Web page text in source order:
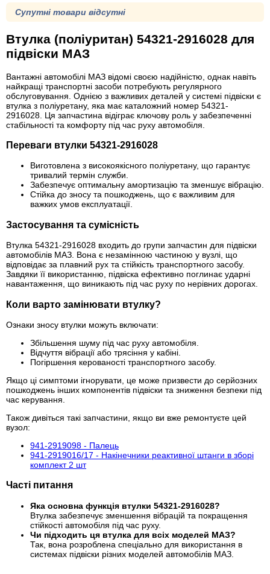
Супутні товари відсутні
Втулка (поліуритан) 54321-2916028 для
підвіски МАЗ
Вантажні автомобілі МАЗ відомі своєю надійністю, однак навіть
найкращі транспортні засоби потребують регулярного
обслуговування. Однією з важливих деталей у системі підвіски є
втулка з поліуретану, яка має каталожний номер 54321-
2916028. Ця запчастина відіграє ключову роль у забезпеченні
стабільності та комфорту під час руху автомобіля.
Переваги втулки 54321-2916028
Виготовлена з високоякісного поліуретану, що гарантує
тривалий термін служби.
Забезпечує оптимальну амортизацію та зменшує вібрацію.
Стійка до зносу та пошкоджень, що є важливим для
важких умов експлуатації.
Застосування та сумісність
Втулка 54321-2916028 входить до групи запчастин для підвіски
автомобілів МАЗ. Вона є незамінною частиною у вузлі, що
відповідає за плавний рух та стійкість транспортного засобу.
Завдяки її використанню, підвіска ефективно поглинає ударні
навантаження, що виникають під час руху по нерівних дорогах.
Коли варто замінювати втулку?
Ознаки зносу втулки можуть включати:
Збільшення шуму під час руху автомобіля.
Відчуття вібрації або трясіння у кабіні.
Погіршення керованості транспортного засобу.
Якщо ці симптоми ігнорувати, це може призвести до серйозних
пошкоджень інших компонентів підвіски та зниження безпеки під
час керування.
Також дивіться такі запчастини, якщо ви вже ремонтуєте цей
вузол:
941-2919098 - Палець
941-2919016/17 - Накінечники реактивної штанги в зборі
комплект 2 шт
Часті питання
Яка основна функція втулки 54321-2916028?
Втулка забезпечує зменшення вібрацій та покращення
стійкості автомобіля під час руху.
Чи підходить ця втулка для всіх моделей МАЗ?
Так, вона розроблена спеціально для використання в
системах підвіски різних моделей автомобілів МАЗ.